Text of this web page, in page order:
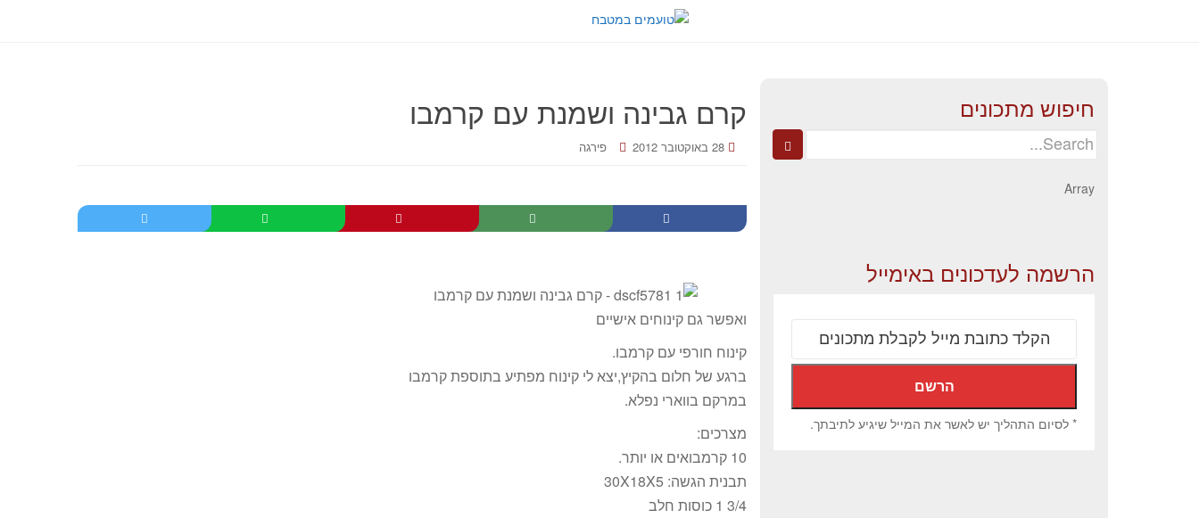
קרם גבינה ושמנת עם קרמבו
28 באוקטובר 2012 פירגה
ואפשר גם קינוחים אישיים
קינוח חורפי עם קרמבו.
ברגע של חלום בהקיץ,יצא לי קינוח מפתיע בתוספת קרמבו
במרקם בווארי נפלא.
מצרכים:
10 קרמבואים או יותר.
תבנית הגשה: 30X18X5
3/4 1 כוסות חלב
חיפוש מתכונים
Search
Array
הרשמה לעדכונים באימייל
* לסיום התהליך יש לאשר את המייל שיגיע לתיבתך.